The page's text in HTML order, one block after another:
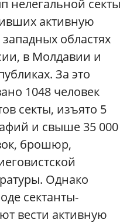
нелегальной секты
активную
областях
в Молдавии и
За это
1048 человек
секты, изъято 5
и свыше 35 000
брошюр,
Однако
сектанты-
вести активную